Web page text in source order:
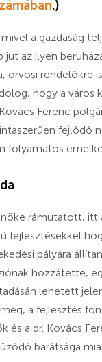
.)
a gazdaság
jut az ilyen
orvosi rendelőkre
hogy a város
Ferenc
fejlődő
folyamatos
rámutatott, itt
fejlesztésekkel
pályára
hozzátette,
lehetett
a fejlesztés
és a dr. Kovács
barátsága